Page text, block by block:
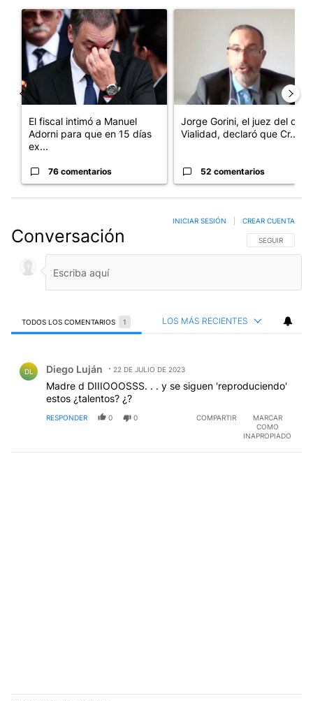
Un artículo de tendencia con el título "El fiscal intimó a
El fiscal intimó a Manuel
Adorni para que en 15 días
ex...
76 comentarios
Jorge Gorini, el juez del caso
Vialidad, declaró que Cr...
52 comentarios
Conversación SIGA ESTA
SEGUIR
INICIAR SESIÓN CREAR CUENTA
TODOS LOS COMENTARIOS 1 LOS MÁS RECIENTES
DL Diego Luján 22 DE JULIO DE 2023
Madre d DIIIOOOSSS. . . y se siguen 'reproduciendo'
estos ¿talentos? ¿?
RESPONDER 0 0 COMPARTIR
MARCAR
COMO
INAPROPIADO